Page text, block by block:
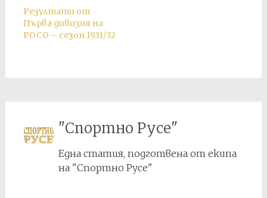
Резултати от
Първа дивизия на
РОСО – сезон 1931/32
"Спортно Русе"
Една статия, подготвена от екипа
на "Спортно Русе"